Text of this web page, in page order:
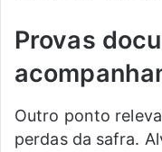
Provas
Outro ponto
perdas da safra.